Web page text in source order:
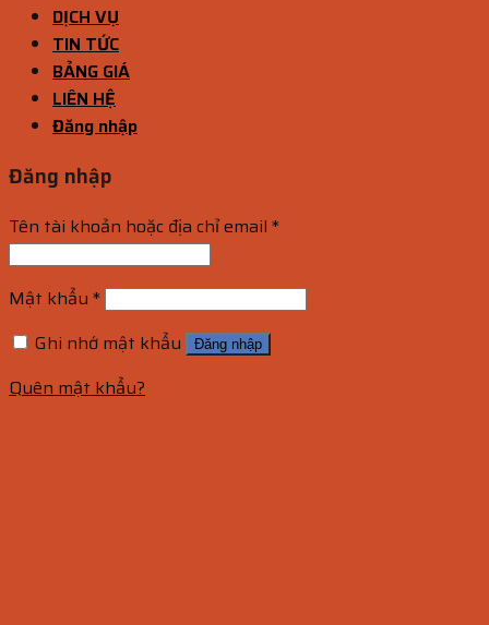
DỊCH VỤ
TIN TỨC
BẢNG GIÁ
LIÊN HỆ
Đăng nhập
Đăng nhập
Tên tài khoản hoặc địa chỉ email *
Mật khẩu *
Ghi nhớ mật khẩu
Đăng nhập
Quên mật khẩu?